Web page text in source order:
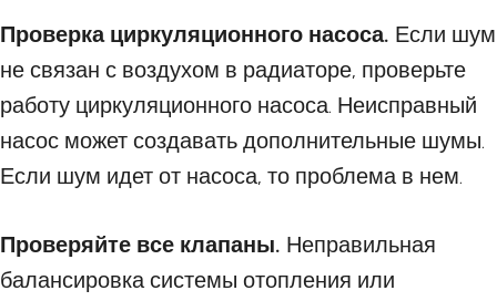
Проверка циркуляционного насоса. Если шум
не связан с воздухом в радиаторе, проверьте
работу циркуляционного насоса. Неисправный
насос может создавать дополнительные шумы.
Если шум идет от насоса, то проблема в нем.
Проверяйте все клапаны. Неправильная
балансировка системы отопления или